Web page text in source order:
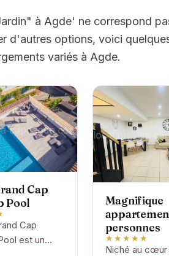
à Agde' ne correspond
d'autres options, voici
variés à Agde.
Cap
Pool
Cap
est un
Magnifique
personnes
★★★★★
Niché au cœur